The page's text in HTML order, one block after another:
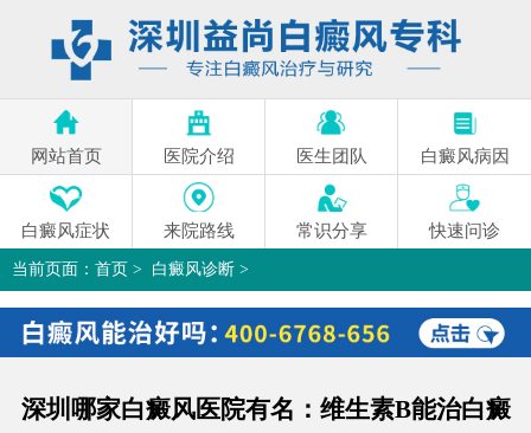
网站首页 医院介绍 医生团队 白癜风病因
白癜风症状 来院路线 常识分享 快速问诊
当前页面： 首页 > 白癜风诊断 >
深圳哪家白癜风医院有名：维生素B能治白癜风吗>
深圳哪家白癜风医院有名：维生素B能治白癜